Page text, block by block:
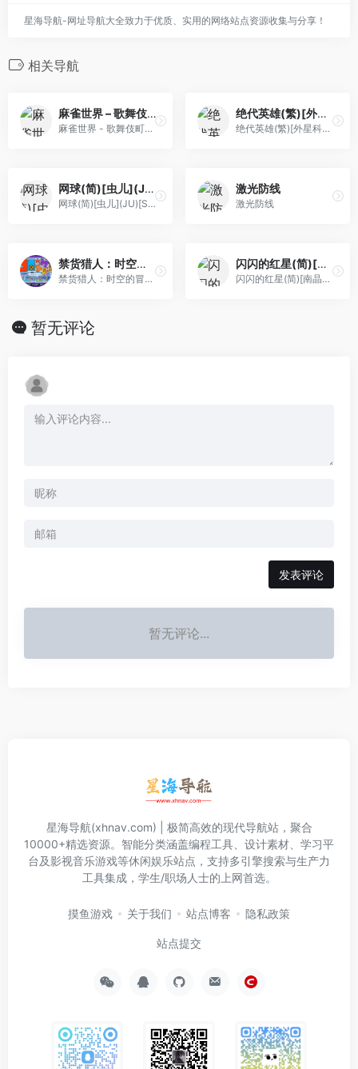
星海导航-网址导航大全致力于优质、实用的网络站点资源收集与分享！
相关导航
麻雀世界 – 歌舞伎町篇(繁)[圣谦](CN)[TAB](1Mb)
麻雀世界 - 歌舞伎町篇(繁)[圣谦](CN)[TAB](1Mb)
绝代英雄(繁)[外星科技](JP)[SLG](4Mb)
绝代英雄(繁)[外星科技](JP)[SLG](4Mb)
网球(简)[虫儿](JU)[SPG](0.18Mb)
网球(简)[虫儿](JU)[SPG](0.18Mb)
激光防线
激光防线
禁货猎人：时空的冒险者[TGB](Beta) (20160319)[简](JP)(128Mb)
禁货猎人：时空的冒险者[TGB](Beta) (20160319)[简](JP)(128Mb)
闪闪的红星(简)[南晶科技](CN)[RPG](4Mb)
闪闪的红星(简)[南晶科技](CN)[RPG](4Mb)
暂无评论
发表评论
暂无评论...
星海导航(xhnav.com) | 极简高效的现代导航站，聚合
10000+精选资源。智能分类涵盖编程工具、设计素材、学习平
台及影视音乐游戏等休闲娱乐站点，支持多引擎搜索与生产力
工具集成，学生/职场人士的上网首选。
摸鱼游戏 关于我们 站点博客 隐私政策
站点提交